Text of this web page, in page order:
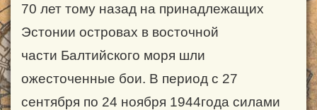
70 лет тому назад на принадлежащих
Эстонии островах в восточной
части Балтийского моря шли
ожесточенные бои. В период с 27
сентября по 24 ноября 1944года силами